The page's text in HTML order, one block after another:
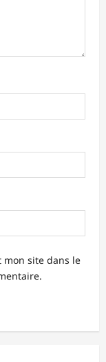
mon site dans le